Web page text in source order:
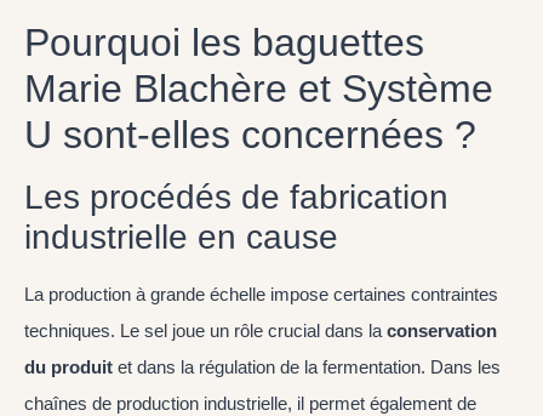
Pourquoi les baguettes
Marie Blachère et Système
U sont-elles concernées ?
Les procédés de fabrication
industrielle en cause
La production à grande échelle impose certaines contraintes
techniques. Le sel joue un rôle crucial dans la conservation
du produit et dans la régulation de la fermentation. Dans les
chaînes de production industrielle, il permet également de